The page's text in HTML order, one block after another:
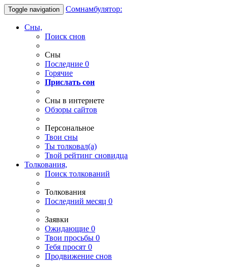
Toggle navigation Сомнамбулятор:
Сны,
Поиск снов
Сны
Последние 0
Горячие
Прислать сон
Сны в интернете
Обзоры сайтов
Персональное
Твои сны
Ты толковал(а)
Твой рейтинг сновидца
Толкования,
Поиск толкований
Толкования
Последний месяц 0
Заявки
Ожидающие 0
Твои просьбы 0
Тебя просят 0
Продвижение снов